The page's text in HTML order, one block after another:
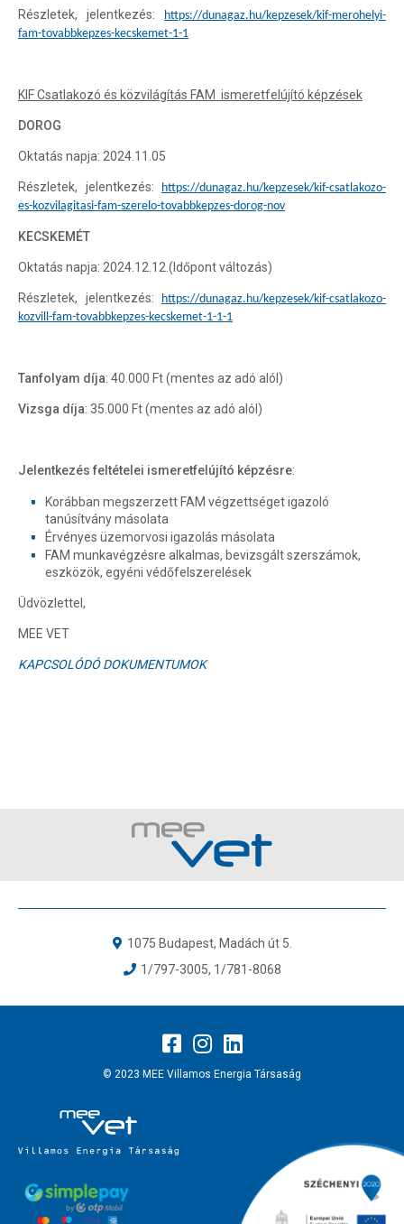
Részletek, jelentkezés: https://dunagaz.hu/kepzesek/kif-merohelyi-
fam-tovabbkepzes-kecskemet-1-1
KIF Csatlakozó és közvilágítás FAM ismeretfelújító képzések
DOROG
Oktatás napja: 2024.11.05
Részletek, jelentkezés: https://dunagaz.hu/kepzesek/kif-csatlakozo-
es-kozvilagitasi-fam-szerelo-tovabbkepzes-dorog-nov
KECSKEMÉT
Oktatás napja: 2024.12.12.(Időpont változás)
Részletek, jelentkezés: https://dunagaz.hu/kepzesek/kif-csatlakozo-
kozvill-fam-tovabbkepzes-kecskemet-1-1-1
Tanfolyam díja: 40.000 Ft (mentes az adó alól)
Vizsga díja: 35.000 Ft (mentes az adó alól)
Jelentkezés feltételei ismeretfelújító képzésre:
Korábban megszerzett FAM végzettséget igazoló
tanúsítvány másolata
Érvényes üzemorvosi igazolás másolata
FAM munkavégzésre alkalmas, bevizsgált szerszámok,
eszközök, egyéni védőfelszerelések
Üdvözlettel,
MEE VET
KAPCSOLÓDÓ DOKUMENTUMOK
1075 Budapest, Madách út 5.
1/797-3005, 1/781-8068
© 2023 MEE Villamos Energia Társaság